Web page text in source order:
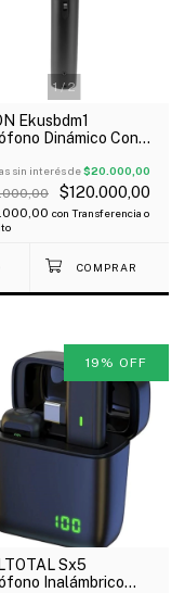
1/2
Ekusbdm1
Dinámico Con
And Play Oferta!
sin interés de$20.000,00
$120.000,00
con Transferencia o
19 % OFF
Sx5
Inalámbrico